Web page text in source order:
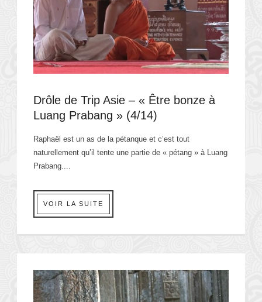
Drôle de Trip Asie – « Être bonze à
Luang Prabang » (4/14)
Raphaël est un as de la pétanque et c’est tout
naturellement qu’il tente une partie de « pétang » à Luang
Prabang....
VOIR LA SUITE